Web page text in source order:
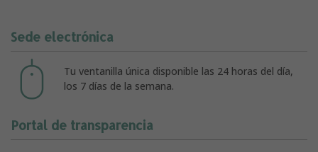
Sede electrónica
Tu ventanilla única disponible las 24 horas del día,
los 7 días de la semana.
Portal de transparencia